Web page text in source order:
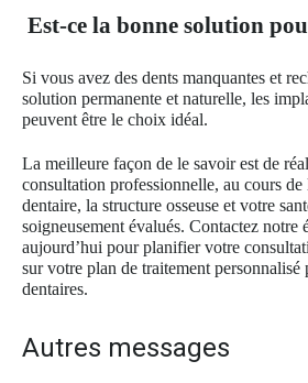
Est-ce la bonne solution
Si vous avez des dents manquantes et
solution permanente et naturelle, les
peuvent être le choix idéal.
La meilleure façon de le savoir est de
consultation professionnelle, au cours
dentaire, la structure osseuse et votre
soigneusement évalués. Contactez notre
aujourd’hui pour planifier votre
sur votre plan de traitement personnalisé
dentaires.
Autres messages